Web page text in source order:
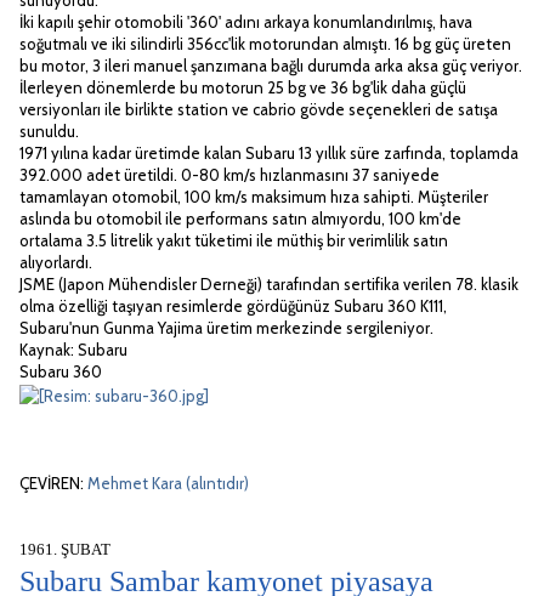
İki kapılı şehir otomobili '360' adını arkaya konumlandırılmış, hava
soğutmalı ve iki silindirli 356cc'lik motorundan almıştı. 16 bg güç üreten
bu motor, 3 ileri manuel şanzımana bağlı durumda arka aksa güç veriyor.
İlerleyen dönemlerde bu motorun 25 bg ve 36 bg'lik daha güçlü
versiyonları ile birlikte station ve cabrio gövde seçenekleri de satışa
sunuldu.
1971 yılına kadar üretimde kalan Subaru 13 yıllık süre zarfında, toplamda
392.000 adet üretildi. 0-80 km/s hızlanmasını 37 saniyede
tamamlayan otomobil, 100 km/s maksimum hıza sahipti. Müşteriler
aslında bu otomobil ile performans satın almıyordu, 100 km'de
ortalama 3.5 litrelik yakıt tüketimi ile müthiş bir verimlilik satın
alıyorlardı.
JSME (Japon Mühendisler Derneği) tarafından sertifika verilen 78. klasik
olma özelliği taşıyan resimlerde gördüğünüz Subaru 360 K111,
Subaru'nun Gunma Yajima üretim merkezinde sergileniyor.
Kaynak: Subaru
Subaru 360
ÇEVİREN: Mehmet Kara (alıntıdır)
1961. ŞUBAT
Subaru Sambar kamyonet piyasaya